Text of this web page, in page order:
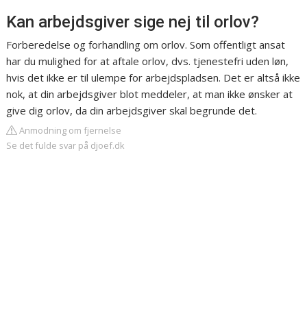
Kan arbejdsgiver sige nej til orlov?
Forberedelse og forhandling om orlov. Som offentligt ansat
har du mulighed for at aftale orlov, dvs. tjenestefri uden løn,
hvis det ikke er til ulempe for arbejdspladsen. Det er altså ikke
nok, at din arbejdsgiver blot meddeler, at man ikke ønsker at
give dig orlov, da din arbejdsgiver skal begrunde det.
Anmodning om fjernelse
Se det fulde svar på djoef.dk